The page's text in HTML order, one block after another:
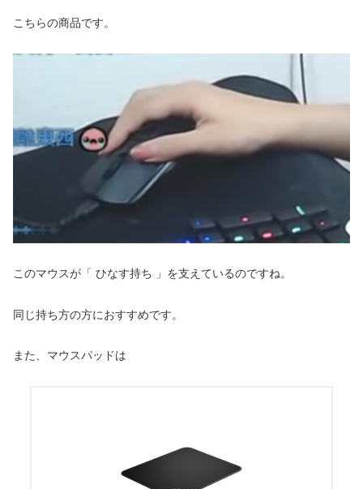
こちらの商品です。
このマウスが「 ひなす持ち 」を支えているのですね。
同じ持ち方の方におすすめです。
また、マウスパッドは